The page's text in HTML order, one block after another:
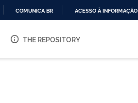
O
COMUNICA BR ACESSO À INFORMAÇÃO
THE REPOSITORY